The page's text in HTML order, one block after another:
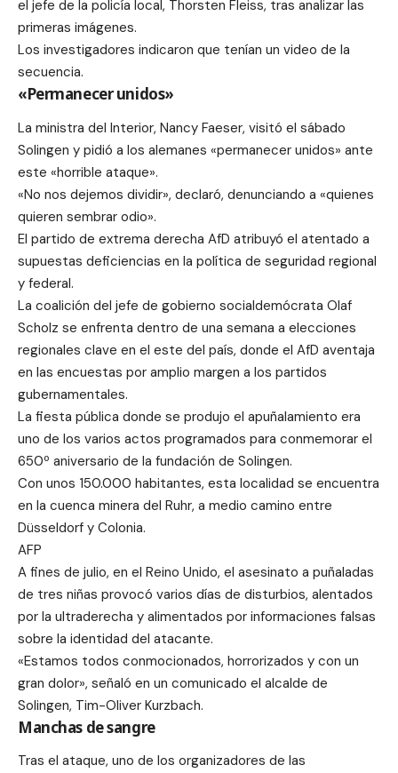
el jefe de la policía local, Thorsten Fleiss, tras analizar las
primeras imágenes.
Los investigadores indicaron que tenían un video de la
secuencia.
«Permanecer unidos»
La ministra del Interior, Nancy Faeser, visitó el sábado
Solingen y pidió a los alemanes «permanecer unidos» ante
este «horrible ataque».
«No nos dejemos dividir», declaró, denunciando a «quienes
quieren sembrar odio».
El partido de extrema derecha AfD atribuyó el atentado a
supuestas deficiencias en la política de seguridad regional
y federal.
La coalición del jefe de gobierno socialdemócrata Olaf
Scholz se enfrenta dentro de una semana a elecciones
regionales clave en el este del país, donde el AfD aventaja
en las encuestas por amplio margen a los partidos
gubernamentales.
La fiesta pública donde se produjo el apuñalamiento era
uno de los varios actos programados para conmemorar el
650º aniversario de la fundación de Solingen.
Con unos 150.000 habitantes, esta localidad se encuentra
en la cuenca minera del Ruhr, a medio camino entre
Düsseldorf y Colonia.
AFP
A fines de julio, en el Reino Unido, el asesinato a puñaladas
de tres niñas provocó varios días de disturbios, alentados
por la ultraderecha y alimentados por informaciones falsas
sobre la identidad del atacante.
«Estamos todos conmocionados, horrorizados y con un
gran dolor», señaló en un comunicado el alcalde de
Solingen, Tim-Oliver Kurzbach.
Manchas de sangre
Tras el ataque, uno de los organizadores de las